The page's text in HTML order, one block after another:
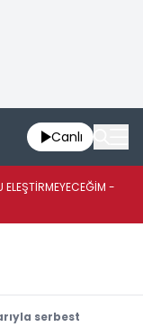
Canlı
ELEŞTİRMEYECEĞİM -
serbest